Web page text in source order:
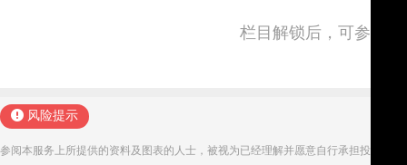
栏目解锁后，可参与
风险提示
参阅本服务上所提供的资料及图表的人士，被视为已经理解并愿意自行承担投资服